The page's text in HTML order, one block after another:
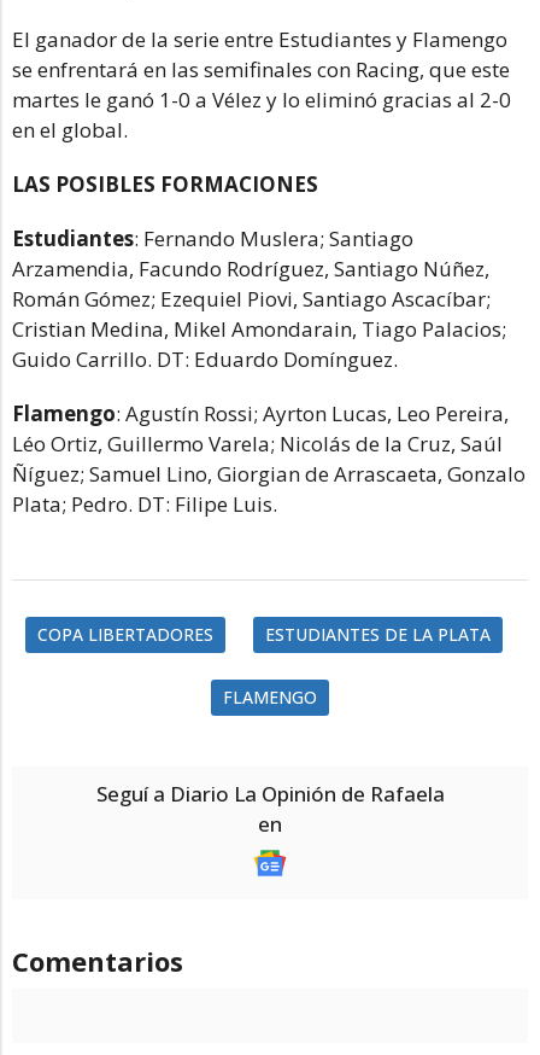
El ganador de la serie entre Estudiantes y Flamengo
se enfrentará en las semifinales con Racing, que este
martes le ganó 1-0 a Vélez y lo eliminó gracias al 2-0
en el global.
LAS POSIBLES FORMACIONES
Estudiantes: Fernando Muslera; Santiago
Arzamendia, Facundo Rodríguez, Santiago Núñez,
Román Gómez; Ezequiel Piovi, Santiago Ascacíbar;
Cristian Medina, Mikel Amondarain, Tiago Palacios;
Guido Carrillo. DT: Eduardo Domínguez.
Flamengo: Agustín Rossi; Ayrton Lucas, Leo Pereira,
Léo Ortiz, Guillermo Varela; Nicolás de la Cruz, Saúl
Ñíguez; Samuel Lino, Giorgian de Arrascaeta, Gonzalo
Plata; Pedro. DT: Filipe Luis.
COPA LIBERTADORES ESTUDIANTES DE LA PLATA
FLAMENGO
Seguí a Diario La Opinión de Rafaela
en
Comentarios